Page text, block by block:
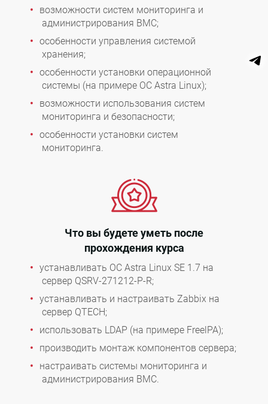
возможности систем мониторинга и
администрирования BMC;
особенности управления системой
хранения;
особенности установки операционной
системы (на примере ОС Astra Linux);
возможности использования систем
мониторинга и безопасности;
особенности установки систем
мониторинга.
Что вы будете уметь после
прохождения курса
устанавливать OC Astra Linux SE 1.7 на
сервер QSRV-271212-P-R;
устанавливать и настраивать Zabbix на
сервер QTECH;
использовать LDAP (на примере FreelPA);
производить монтаж компонентов сервера;
настраивать системы мониторинга и
администрирования BMC.